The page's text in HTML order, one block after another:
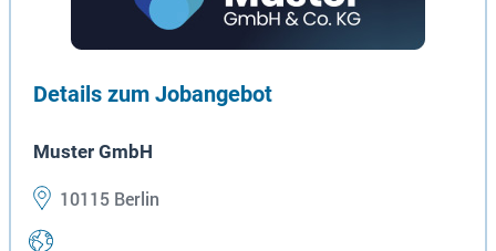
Details zum Jobangebot
Muster GmbH
10115 Berlin